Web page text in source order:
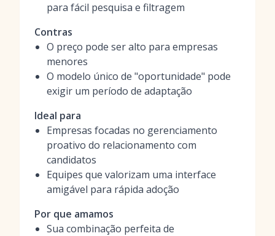
para fácil pesquisa e filtragem
Contras
O preço pode ser alto para empresas
menores
O modelo único de "oportunidade" pode
exigir um período de adaptação
Ideal para
Empresas focadas no gerenciamento
proativo do relacionamento com
candidatos
Equipes que valorizam uma interface
amigável para rápida adoção
Por que amamos
Sua combinação perfeita de